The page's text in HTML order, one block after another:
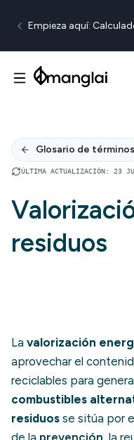
Empieza aquí:
Glosario de términos
ÚLTIMA ACTUALIZACIÓN: 23
residuos
La valorización
aprovechar el
reciclables para
combustibles
residuos se sitúa por
de la prevención, la